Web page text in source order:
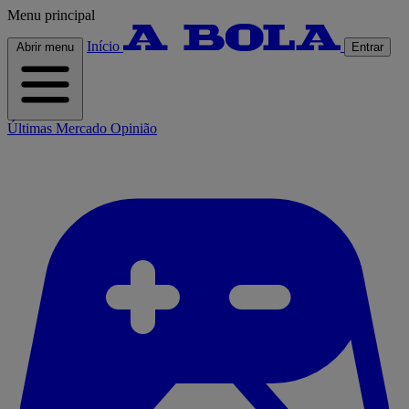
Menu principal
Abrir menu Início Entrar
Últimas Mercado Opinião